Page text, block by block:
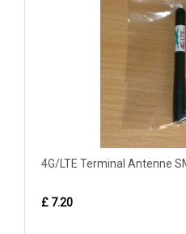
4G/LTE Terminal Antenne
£ 7.20